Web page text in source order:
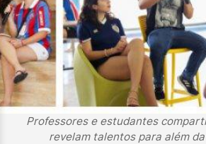
Professores e estudantes
revelam talentos para além